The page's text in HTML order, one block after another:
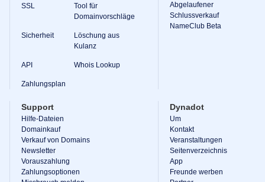
SSL
Tool für
Domainvorschläge
Sicherheit
Löschung aus
Kulanz
API Whois Lookup
Zahlungsplan
Abgelaufener
Schlussverkauf
NameClub Beta
Support
Hilfe-Dateien
Domainkauf
Verkauf von Domains
Newsletter
Vorauszahlung
Zahlungsoptionen
Dynadot
Um
Kontakt
Veranstaltungen
Seitenverzeichnis
App
Freunde werben